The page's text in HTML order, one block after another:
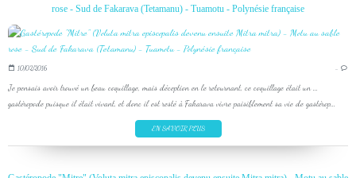
rose - Sud de Fakarava (Tetamanu) - Tuamotu - Polynésie française
10/02/2016 …
Je pensais avoir trouvé un beau coquillage, mais déception en le retournant, ce coquillage était un ...
gastéropode puisque il était vivant, et donc il est resté à Fakarava vivre paisiblement sa vie de gastérop...
EN SAVOIR PLUS